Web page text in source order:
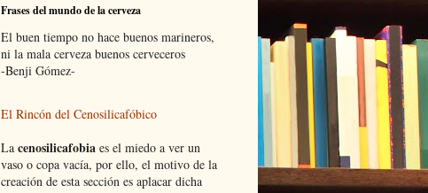
Frases del mundo de la cerveza
El buen tiempo no hace buenos marineros,
ni la mala cerveza buenos cerveceros
-Benji Gómez-
El Rincón del Cenosilicafóbico
La cenosilicafobia es el miedo a ver un
vaso o copa vacía, por ello, el motivo de la
creación de esta sección es aplacar dicha